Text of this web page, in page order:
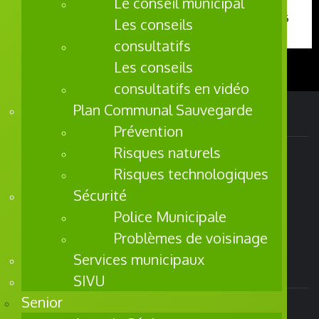
documentation.
A La Une
Les activités de la semaine du 20 au 26
juillet
Pôle Administratif
256, Rue de la République
59430 Saint Pol sur Mer
Tél. 03 28 29 66 00
Alerte SMS
Les conseils
consultatifs
Les conseils
consultatifs en vidéo
Plan Communal Sauvegarde
Prévention
Risques naturels
Risques technologiques
Sécurité
Police Municipale
Problèmes de voisinage
Services municipaux
SIVU
Senior